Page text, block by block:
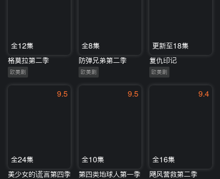
全12集
格莫拉第二季
欧美剧
全8集
防弹兄弟第二季
欧美剧
更新至18集
复仇印记
欧美剧
9.5
全24集
美少女的谎言第四季
9.5
全10集
第四类地球人第一季
9.4
全16集
飓风营救第二季